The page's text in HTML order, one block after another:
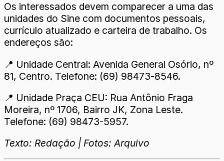
Os interessados devem comparecer a uma das
unidades do Sine com documentos pessoais,
currículo atualizado e carteira de trabalho. Os
endereços são:
📍 Unidade Central: Avenida General Osório, nº
81, Centro. Telefone: (69) 98473-8546.
📍 Unidade Praça CEU: Rua Antônio Fraga
Moreira, nº 1706, Bairro JK, Zona Leste.
Telefone: (69) 98473-5957.
Texto: Redação | Fotos: Arquivo